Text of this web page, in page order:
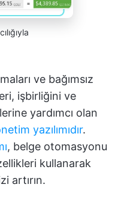
ve bağımsız
işbirliğini ve
yardımcı olan
yazılımıdır.
, belge otomasyonu
kullanarak
artırın.